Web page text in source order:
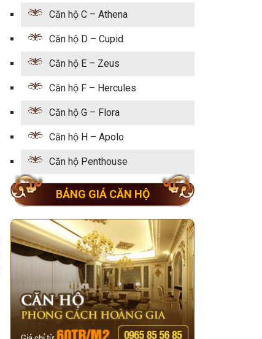
Căn hộ C – Athena
Căn hộ D – Cupid
Căn hộ E – Zeus
Căn hộ F – Hercules
Căn hộ G – Flora
Căn hộ H – Apolo
Căn hộ Penthouse
BẢNG GIÁ CĂN HỘ